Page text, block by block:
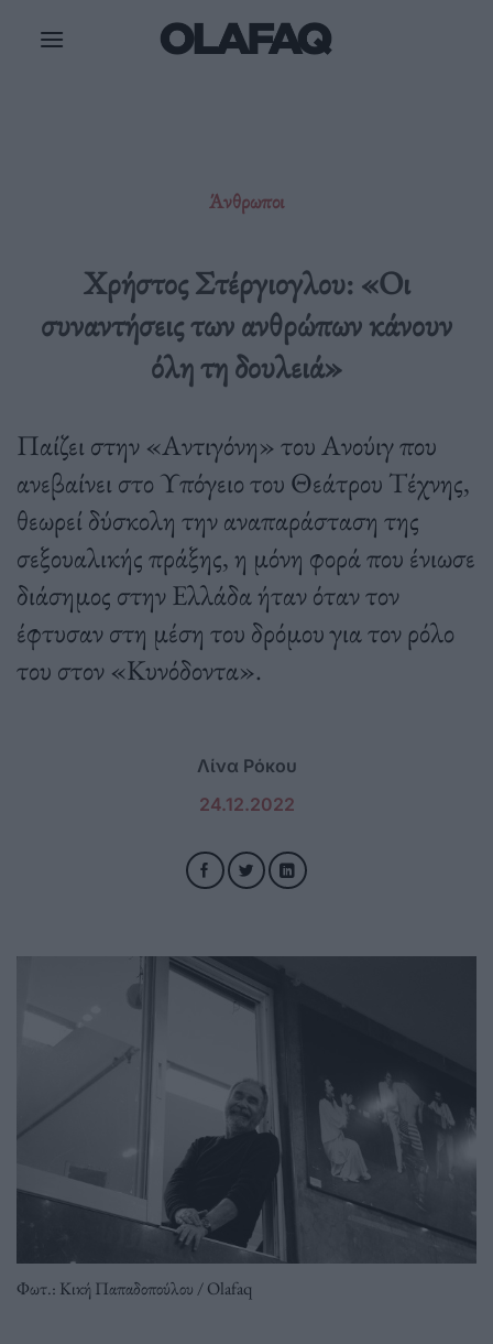
Άνθρωποι
Χρήστος Στέργιογλου: «Οι
συναντήσεις των ανθρώπων κάνουν
όλη τη δουλειά»
Παίζει στην «Αντιγόνη» του Ανούιγ που
ανεβαίνει στο Υπόγειο του Θεάτρου Τέχνης,
θεωρεί δύσκολη την αναπαράσταση της
σεξουαλικής πράξης, η μόνη φορά που ένιωσε
διάσημος στην Ελλάδα ήταν όταν τον
έφτυσαν στη μέση του δρόμου για τον ρόλο
του στον «Κυνόδοντα».
Λίνα Ρόκου
24.12.2022
Φωτ.: Κική Παπαδοπούλου / Olafaq